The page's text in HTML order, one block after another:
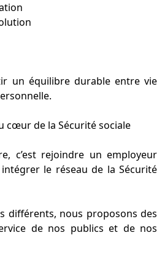
un équilibre durable entre vie
cœur de la Sécurité sociale
c’est rejoindre un employeur
le réseau de la Sécurité
différents, nous proposons des
de nos publics et de nos